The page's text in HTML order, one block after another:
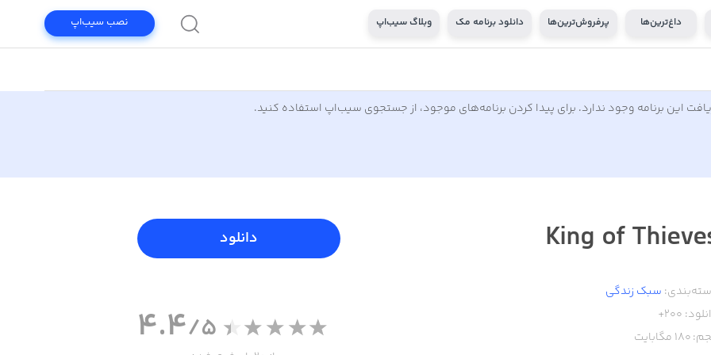
داغ‌ترین‌ها پرفروش‌ترین‌ها دانلود برنامه مک وبلاگ سیب‌اپ نصب سیب‌اپ
این برنامه وجود ندارد. برای پیدا کردن برنامه‌های موجود، از جستجوی سیب‌اپ استفاده کنید.
King of
سبک زندگی
200+
180 مگابایت
دانلود
4.4/5